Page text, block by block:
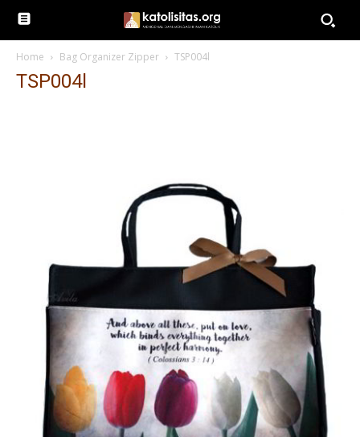
Home Bag Organizer Zipper TSP004l
TSP004l